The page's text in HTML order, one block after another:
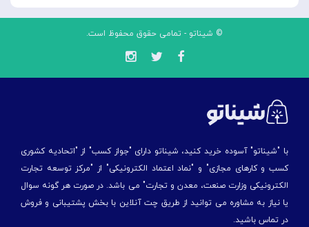
© شیناتو - تمامی حقوق محفوظ است.
با "شیناتو" آسوده خرید کنید، شیناتو دارای "جواز کسب" از "اتحادیه کشوری
کسب و کارهای مجازی" و "نماد اعتماد الکترونیکی" از "مركز توسعه تجارت
الكترونیكی وزارت صنعت، معدن و تجارت" می باشد. در صورت هر گونه سوال
یا نیاز به مشاوره می توانید از طریق چت آنلاین با بخش پشتیبانی و فروش
در تماس باشید.